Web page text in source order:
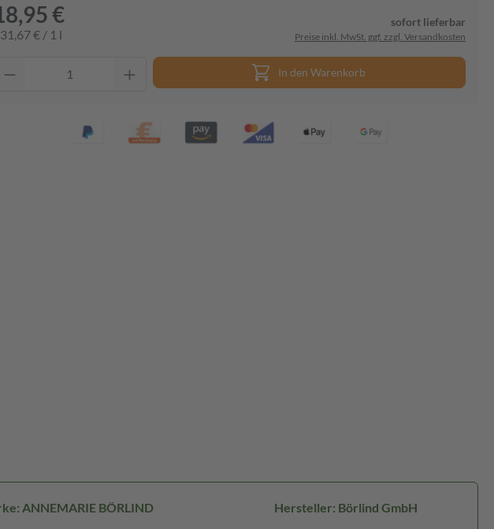
€
€ / 1 l
sofort lieferbar
Preise inkl. MwSt. ggf. zzgl. Versandkosten
In den Warenkorb
ANNEMARIE BÖRLIND Hersteller: Börlind GmbH